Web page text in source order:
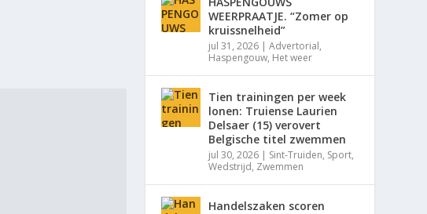
WEERPRAATJE. “Zomer op
kruissnelheid”
jul 31, 2026 |Advertorial,
Haspengouw, Het weer
Tien trainingen per week
lonen: Truiense Laurien
Delsaer (15) verovert
Belgische titel zwemmen
jul 30, 2026 | Sint-Truiden, Sport,
Wedstrijd, Zwemmen
Handelszaken scoren